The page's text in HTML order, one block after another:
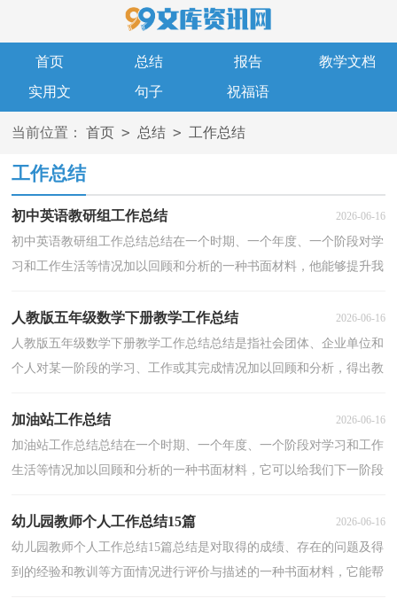
首页 总结 报告
教学文档
实用文
句子 祝福语
当前位置： 首页 > 总结 > 工作总结
工作总结
初中英语教研组工作总结 2026-06-16
初中英语教研组工作总结总结在一个时期、一个年度、一个阶段对学
习和工作生活等情况加以回顾和分析的一种书面材料，他能够提升我
人教版五年级数学下册教学工作总结 2026-06-16
人教版五年级数学下册教学工作总结总结是指社会团体、企业单位和
个人对某一阶段的学习、工作或其完成情况加以回顾和分析，得出教
加油站工作总结 2026-06-16
加油站工作总结总结在一个时期、一个年度、一个阶段对学习和工作
生活等情况加以回顾和分析的一种书面材料，它可以给我们下一阶段
幼儿园教师个人工作总结15篇 2026-06-16
幼儿园教师个人工作总结15篇总结是对取得的成绩、存在的问题及得
到的经验和教训等方面情况进行评价与描述的一种书面材料，它能帮